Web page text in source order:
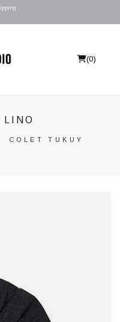
(0)
LINO
COLET TUKUY